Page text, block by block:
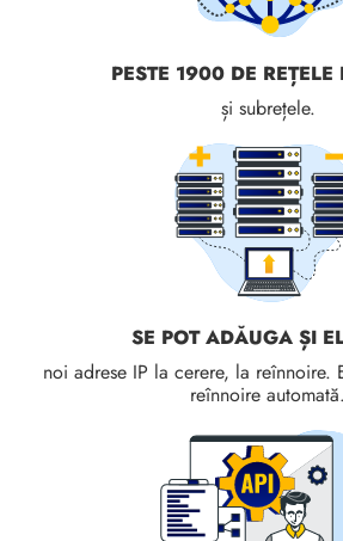
PESTE 1900 DE REȚELE
și subrețele.
SE POT ADĂUGA ȘI
noi adrese IP la cerere, la reînnoire.
reînnoire automată.